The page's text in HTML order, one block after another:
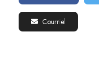
Courriel